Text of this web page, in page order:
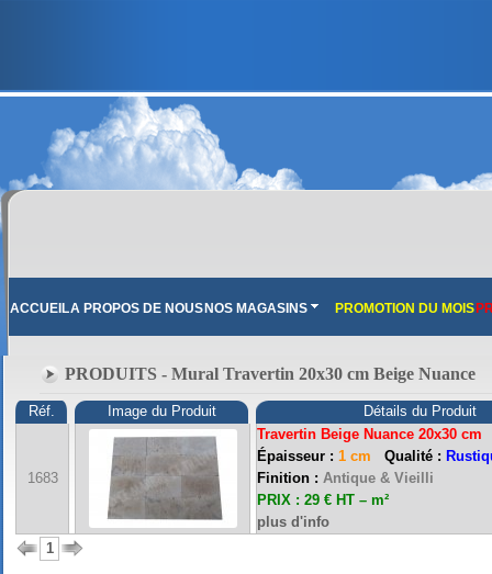
ACCUEILA PROPOS DE NOUS NOS MAGASINS PROMOTION DU MOIS
PRODUITS - Mural Travertin 20x30 cm Beige Nuance
Réf. Image du Produit Détails du Produit
1683
Travertin Beige Nuance 20x30 cm
Épaisseur : 1 cm Qualité :
Finition : Antique & Vieilli
PRIX : 29 € HT – m²
plus d'info
1
FRANCE MARBRE 13 ( 13680 LANCON PROVENCE ): Ouvert du mardi au
FRANCE MARBRE 84 ( 84600 VALREAS ): Ouvert du mardi au samedi inclus de